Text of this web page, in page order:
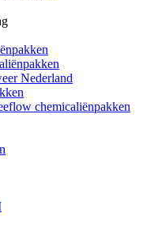
Nederland
chemicaliënpakken